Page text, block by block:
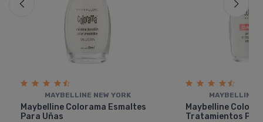
MAYBELLINE NEW YORK
Maybelline Colorama Esmaltes
Para Uñas
MAYBELLINE
Maybelline
Tratamientos